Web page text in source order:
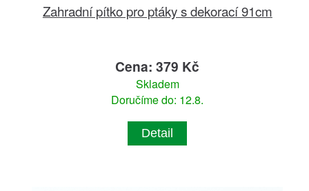
Zahradní pítko pro ptáky s dekorací 91cm
Cena: 379 Kč
Skladem
Doručíme do: 12.8.
Detail